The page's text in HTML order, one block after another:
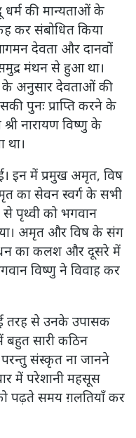
धर्म की मान्यताओं के
कर संबोधित किया
आगमन देवता और दानवों
मंथन से हुआ था।
के अनुसार देवताओं की
पुनः प्राप्ति करने के
नारायण विष्णु के
इन में प्रमुख अमृत, विष
का सेवन स्वर्ग के सभी
पृथ्वी को भगवान
अमृत और विष के संग
धन का कलश और दूसरे में
विष्णु ने विवाह कर
तरह से उनके उपासक
सारी कठिन
संस्कृत ना जानने
में परेशानी महसूस
पढ़ते समय ग़लतियाँ कर